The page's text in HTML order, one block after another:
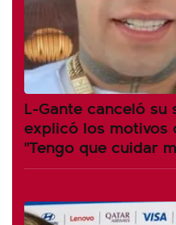
L-Gante canceló su
explicó los motivos
"Tengo que cuidar